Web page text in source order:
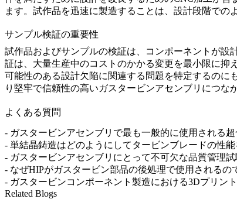
ます。試作品を迅速に製造することは、設計段階での
サンプル検証の重要性
試作品およびサンプルの検証は、コンポーネントが設
証は、大量生産中のコストのかかる変更を最小限に抑
可能性のある設計欠陥に関連する問題を特定するのに
り堅牢で信頼性の高いガスタービンアセンブリにつな
よくある質問
- ガスタービンアセンブリで最も一般的に使用される
- 単結晶鋳造はどのようにしてタービンブレードの性
- ガスタービンアセンブリにとって不可欠な品質管理試
- なぜHIPがガスタービン部品の後処理で使用されるの
- ガスタービンコンポーネント製造における3Dプリン
Related Blogs